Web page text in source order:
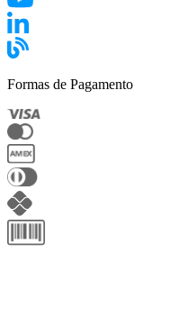
Formas de Pagamento